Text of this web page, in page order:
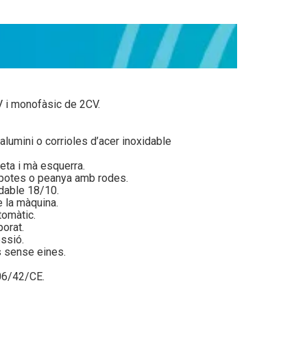
i monofàsic de 2CV.
o corrioles d’acer inoxidable
i mà esquerra.
o peanya amb rodes.
18/10.
la màquina.
sense eines.
42/CE.